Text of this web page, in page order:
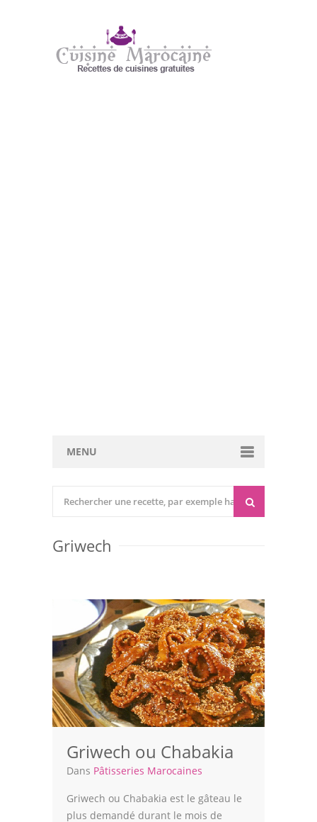
MENU
Entrées Froides
Couscous
Viandes
Volailles
Poissons
Soupes
Pâtisseries
Recettes Marocaine
Griwech
Griwech ou Chabakia
Dans Pâtisseries Marocaines
Griwech ou Chabakia est le gâteau le
plus demandé durant le mois de